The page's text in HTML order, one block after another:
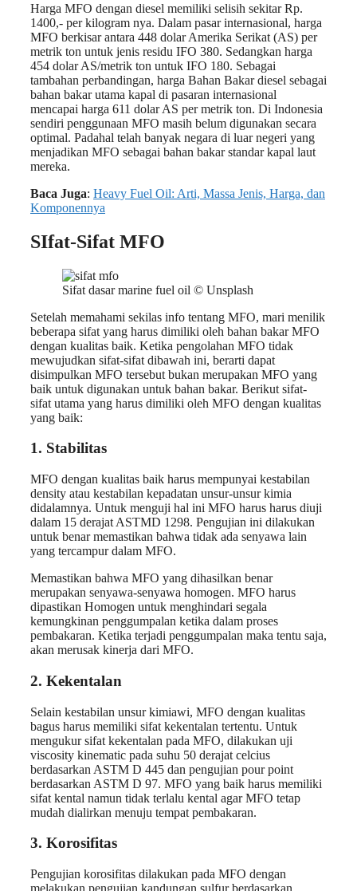
Harga MFO dengan diesel memiliki selisih sekitar Rp.
1400,- per kilogram nya. Dalam pasar internasional, harga
MFO berkisar antara 448 dolar Amerika Serikat (AS) per
metrik ton untuk jenis residu IFO 380. Sedangkan harga
454 dolar AS/metrik ton untuk IFO 180. Sebagai
tambahan perbandingan, harga Bahan Bakar diesel sebagai
bahan bakar utama kapal di pasaran internasional
mencapai harga 611 dolar AS per metrik ton. Di Indonesia
sendiri penggunaan MFO masih belum digunakan secara
optimal. Padahal telah banyak negara di luar negeri yang
menjadikan MFO sebagai bahan bakar standar kapal laut
mereka.
Baca Juga: Heavy Fuel Oil: Arti, Massa Jenis, Harga, dan
Komponennya
SIfat-Sifat MFO
Sifat dasar marine fuel oil © Unsplash
Setelah memahami sekilas info tentang MFO, mari menilik
beberapa sifat yang harus dimiliki oleh bahan bakar MFO
dengan kualitas baik. Ketika pengolahan MFO tidak
mewujudkan sifat-sifat dibawah ini, berarti dapat
disimpulkan MFO tersebut bukan merupakan MFO yang
baik untuk digunakan untuk bahan bakar. Berikut sifat-
sifat utama yang harus dimiliki oleh MFO dengan kualitas
yang baik:
1. Stabilitas
MFO dengan kualitas baik harus mempunyai kestabilan
density atau kestabilan kepadatan unsur-unsur kimia
didalamnya. Untuk menguji hal ini MFO harus harus diuji
dalam 15 derajat ASTMD 1298. Pengujian ini dilakukan
untuk benar memastikan bahwa tidak ada senyawa lain
yang tercampur dalam MFO.
Memastikan bahwa MFO yang dihasilkan benar
merupakan senyawa-senyawa homogen. MFO harus
dipastikan Homogen untuk menghindari segala
kemungkinan penggumpalan ketika dalam proses
pembakaran. Ketika terjadi penggumpalan maka tentu saja,
akan merusak kinerja dari MFO.
2. Kekentalan
Selain kestabilan unsur kimiawi, MFO dengan kualitas
bagus harus memiliki sifat kekentalan tertentu. Untuk
mengukur sifat kekentalan pada MFO, dilakukan uji
viscosity kinematic pada suhu 50 derajat celcius
berdasarkan ASTM D 445 dan pengujian pour point
berdasarkan ASTM D 97. MFO yang baik harus memiliki
sifat kental namun tidak terlalu kental agar MFO tetap
mudah dialirkan menuju tempat pembakaran.
3. Korosifitas
Pengujian korosifitas dilakukan pada MFO dengan
melakukan pengujian kandungan sulfur berdasarkan